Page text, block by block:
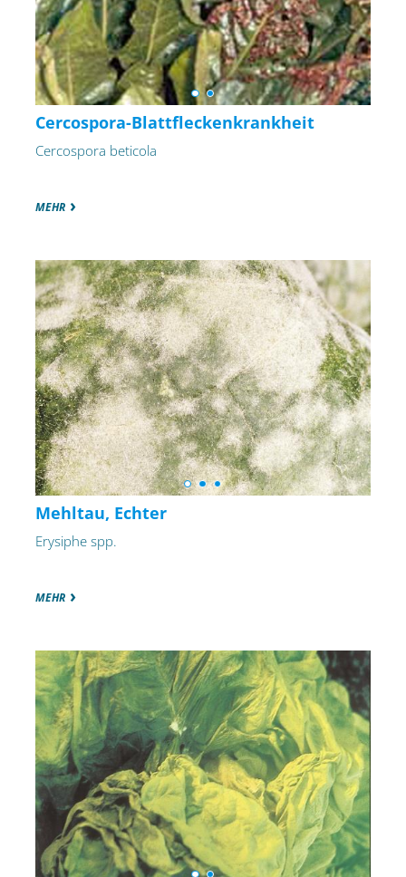
Cercospora-Blattfleckenkrankheit
Cercospora beticola
MEHR
Mehltau, Echter
Erysiphe spp.
MEHR